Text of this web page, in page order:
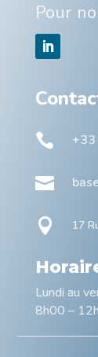
Pour


 17
Lundi au
8h00 –